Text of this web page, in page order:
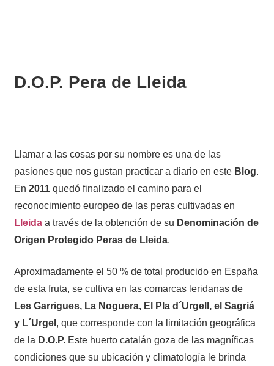
D.O.P. Pera de Lleida
Llamar a las cosas por su nombre es una de las
pasiones que nos gustan practicar a diario en este Blog.
En 2011quedó finalizado el camino para el
reconocimiento europeo de las peras cultivadas en
Lleidaa través de la obtención de su Denominación de
Origen Protegido Peras de Lleida.
Aproximadamente el 50 % de total producido en España
de esta fruta, se cultiva en las comarcas leridanas de
Les Garrigues, La Noguera, El Pla d´Urgell, el Sagriá
y L´Urgel , que corresponde con la limitación geográfica
de la D.O.P.Este huerto catalán goza de las magníficas
condiciones que su ubicación y climatología le brinda